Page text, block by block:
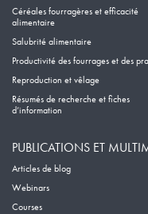
Céréales fourragères et efficacité
alimentaire
Salubrité alimentaire
Productivité des fourrages et des
Reproduction et vêlage
Résumés de recherche et fiches
d’information
PUBLICATIONS ET
Articles de blog
Webinars
Courses